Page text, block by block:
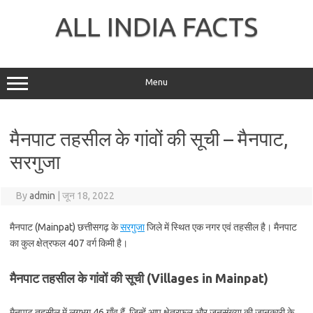
ALL INDIA FACTS
Menu
मैनपाट तहसील के गांवों की सूची – मैनपाट,
सरगुजा
Byadmin जून 18, 2022
मैनपाट (Mainpat) छत्तीसगढ़ केसरगुजाजिले में स्थित एक नगर एवं तहसील है। मैनपाट
का कुल क्षेत्रफल 407 वर्ग किमी है।
मैनपाट तहसील के गांवों की सूची (Villages in Mainpat)